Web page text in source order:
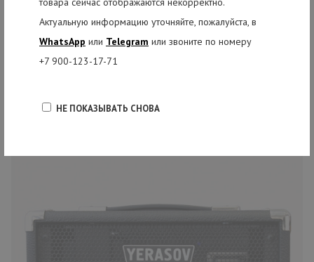
Актуальную информацию уточняйте, пожалуйста, в
WhatsApp или Telegram или звоните по номеру
+7 900-123-17-71
НЕ ПОКАЗЫВАТЬ СНОВА
РЕКОМЕНДУЕМЫЕ ТОВАРЫ